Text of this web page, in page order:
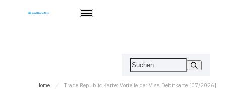
Home Trade Republic Karte: Vorteile der Visa Debitkarte [07/2026]